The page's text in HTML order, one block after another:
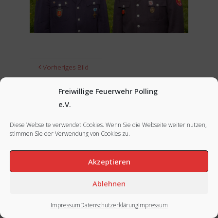
Freiwillige Feuerwehr Polling
e.V.
Diese Webseite verwendet Cookies. Wenn Sie die Webseite weiter nutzen,
stimmen Sie der Verwendung von Cookies zu.
Akzeptieren
Ablehnen
ImpressumDatenschutzerklärungImpressum
Vorheriges Bild
FACEBOOK | INSTAGRAM | IMPRESSUM